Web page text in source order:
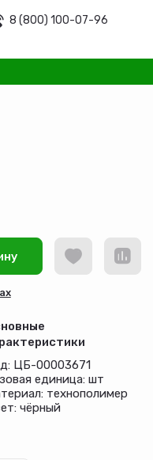
8 (800) 100-07-96
ЦБ-00003671
единица: шт
технополимер
чёрный